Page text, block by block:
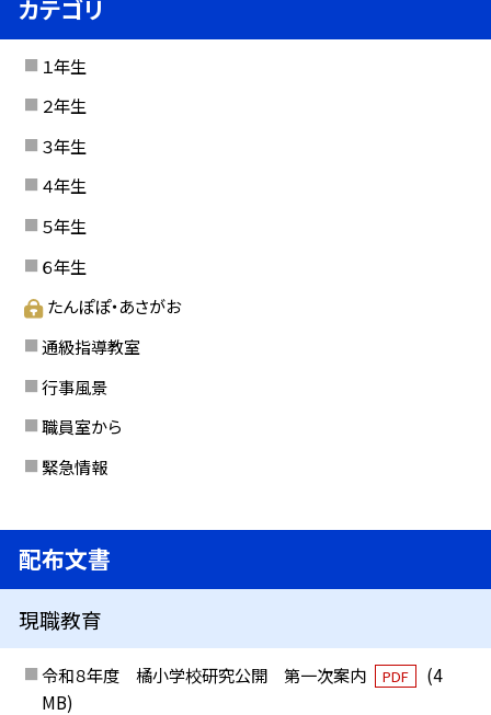
カテゴリ
１年生
２年生
３年生
４年生
５年生
６年生
たんぽぽ・あさがお
通級指導教室
行事風景
職員室から
緊急情報
配布文書
現職教育
令和８年度 橘小学校研究公開 第一次案内 PDF
(4
MB)